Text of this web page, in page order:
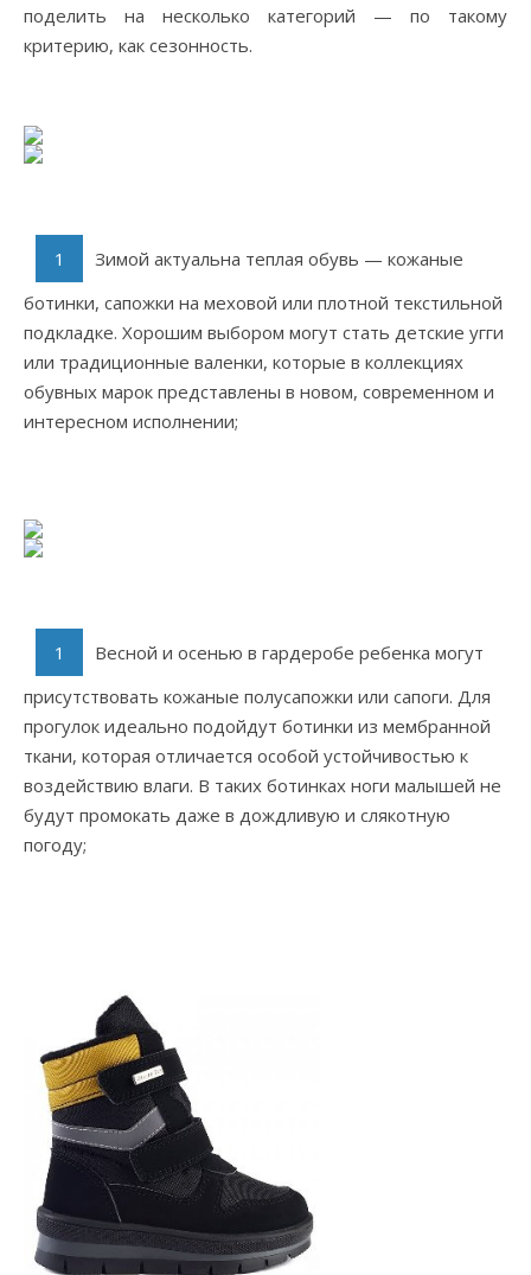
поделить на несколько категорий — по такому
критерию, как сезонность.
Зимой актуальна теплая обувь — кожаные
ботинки, сапожки на меховой или плотной текстильной
подкладке. Хорошим выбором могут стать детские угги
или традиционные валенки, которые в коллекциях
обувных марок представлены в новом, современном и
интересном исполнении;
Весной и осенью в гардеробе ребенка могут
присутствовать кожаные полусапожки или сапоги. Для
прогулок идеально подойдут ботинки из мембранной
ткани, которая отличается особой устойчивостью к
воздействию влаги. В таких ботинках ноги малышей не
будут промокать даже в дождливую и слякотную
погоду;